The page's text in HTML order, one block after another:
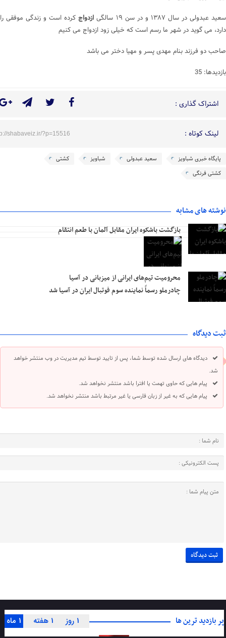
سعید عبدولی در سال ۱۳۸۷ و در سن ۱۹ سالگی
ازدواجکرده است و زندگی موفقی را
دارد، می گوید در شهر ما رسم است که خیلی زود ازدواج می کنیم
صاحب دو فرزند بنام مهدی پسر و مهیا دختر می باشد
بازدیدها: 35
اشتراک گذاری :
لینک کوتاه : shabaveiz.ir/?p=15516
پایگاه خبری شباویز سعید عبدولی شباویز
کشتی
کشتی فرنگی
نوشته های مشابه
بازگشت باشکوه ایران مقابل آلمان با طعم انتقام
محرومیت تیم‌های ایرانی از میزبانی در آسیا
چادرملو رسماً نماینده سوم فوتبال ایران در آسیا شد
ثبت دیدگاه
دیدگاه های ارسال شده توسط شما، پس از تایید توسط تیم مدیریت در وب منتشر خواهد
شد.
پیام هایی که حاوی تهمت یا افترا باشد منتشر نخواهد شد.
پیام هایی که به غیر از زبان فارسی یا غیر مرتبط باشد منتشر نخواهد شد.
پر بازدید ترین ها 1 ماه 1 هفته 1 روز